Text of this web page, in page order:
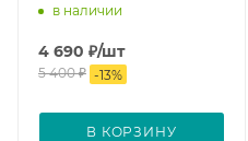
в наличии
4 690 ₽/шт
5 400₽ -13%
В КОРЗИНУ